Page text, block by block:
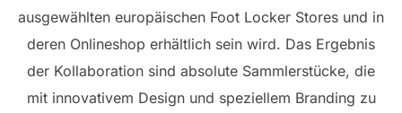
ausgewählten europäischen Foot Locker Stores und in
deren Onlineshop erhältlich sein wird. Das Ergebnis
der Kollaboration sind absolute Sammlerstücke, die
mit innovativem Design und speziellem Branding zu